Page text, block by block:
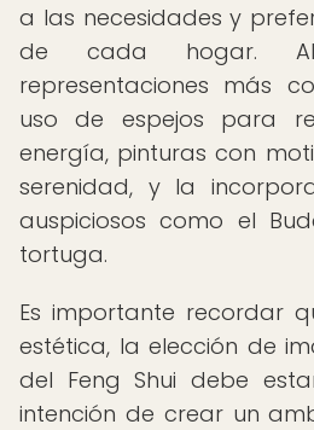
a las necesidades y
de cada hogar.
representaciones más
uso de espejos para
energía, pinturas con
serenidad, y la
auspiciosos como el
tortuga.
Es importante recordar
estética, la elección de
del Feng Shui debe
intención de crear un